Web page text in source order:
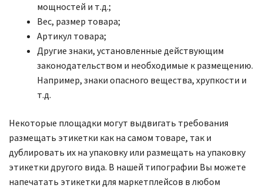
мощностей и т.д.;
Вес, размер товара;
Артикул товара;
Другие знаки, установленные действующим
законодательством и необходимые к размещению.
Например, знаки опасного вещества, хрупкости и
т.д.
Некоторые площадки могут выдвигать требования
размещать этикетки как на самом товаре, так и
дублировать их на упаковку или размещать на упаковку
этикетки другого вида. В нашей типографии Вы можете
напечатать этикетки для маркетплейсов в любом